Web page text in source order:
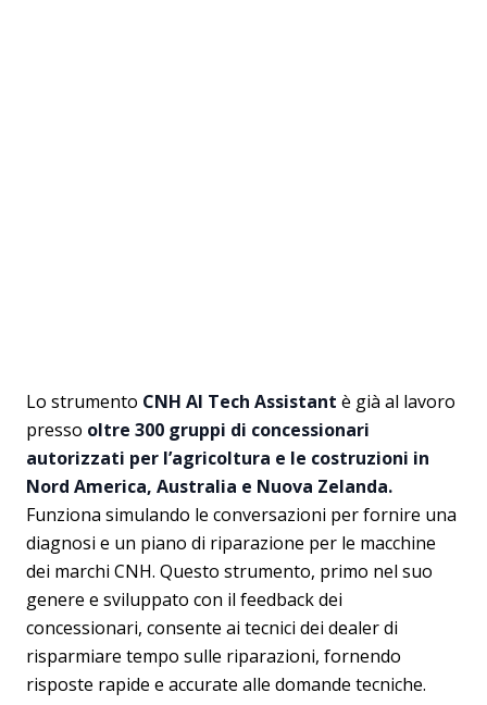
Lo strumento CNH AI Tech Assistant è già al lavoro
presso oltre 300 gruppi di concessionari
autorizzati per l’agricoltura e le costruzioni in
Nord America, Australia e Nuova Zelanda.
Funziona simulando le conversazioni per fornire una
diagnosi e un piano di riparazione per le macchine
dei marchi CNH. Questo strumento, primo nel suo
genere e sviluppato con il feedback dei
concessionari, consente ai tecnici dei dealer di
risparmiare tempo sulle riparazioni, fornendo
risposte rapide e accurate alle domande tecniche.